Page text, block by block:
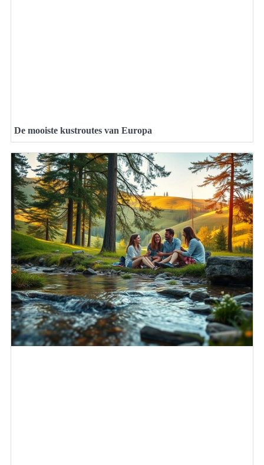
De mooiste kustroutes van Europa